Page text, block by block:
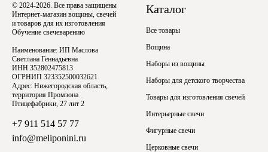
© 2024-2026. Все права защищены
Интернет-магазин вощины, свечей
и товаров для их изготовления
Обучение свечеварению
Наименование: ИП Маслова
Светлана Геннадьевна
ИНН 352802475813
ОГРНИП 323352500032621
Адрес: Нижегородская область,
территория Промзона
Птицефабрики, 27 лит 2
+7 911 514 57 77
info@meliponini.ru
Каталог
Все товары
Вощина
Наборы из вощины
Наборы для детского творчества
Товары для изготовления свечей
Интерьерные свечи
Фигурные свечи
Церковные свечи